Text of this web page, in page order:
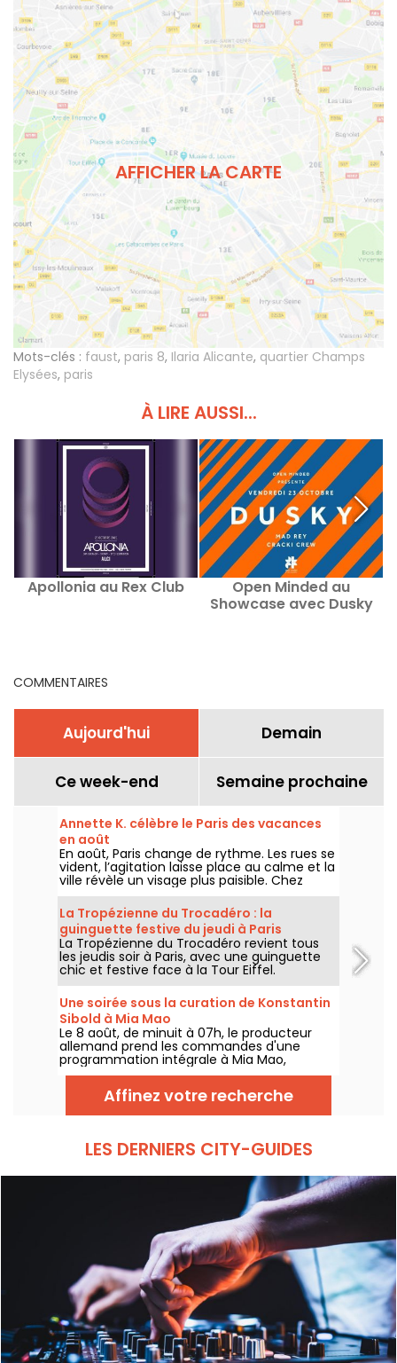
AFFICHER LA CARTE
Mots-clés : faust, paris 8, Ilaria Alicante, quartier Champs
Elysées, paris
À LIRE AUSSI...
Apollonia au Rex Club
Open Minded au
Showcase avec Dusky
COMMENTAIRES
Aujourd'hui Demain
Ce week-end Semaine prochaine
Annette K. célèbre le Paris des vacances
en août
En août, Paris change de rythme. Les rues se
vident, l’agitation laisse place au calme et la
ville révèle un visage plus paisible. Chez
Annette K., on profite de cette parenthèse
unique pour prolonger l’esprit des vacances,
les pieds presque dans l’eau, avant le retour
à la rentrée.
La Tropézienne du Trocadéro : la
guinguette festive du jeudi à Paris
La Tropézienne du Trocadéro revient tous
les jeudis soir à Paris, avec une guinguette
chic et festive face à la Tour Eiffel.
Une soirée sous la curation de Konstantin
Sibold à Mia Mao
Le 8 août, de minuit à 07h, le producteur
allemand prend les commandes d'une
programmation intégrale à Mia Mao,
entouré de Hardt Antoine et EG, pour une
soirée qui traverse la house mélodique, la
techno et leurs zones frontières.
Affinez votre recherche
LES DERNIERS CITY-GUIDES